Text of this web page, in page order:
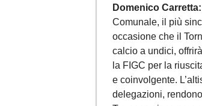
Domenico Carretta:
Comunale, il più
occasione che il
calcio a undici,
la FIGC per la
e coinvolgente.
delegazioni,